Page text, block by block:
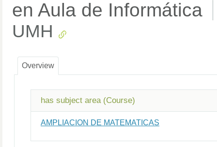
en Aula de Informática
UMH
Overview
has subject area (Course)
AMPLIACION DE MATEMATICAS